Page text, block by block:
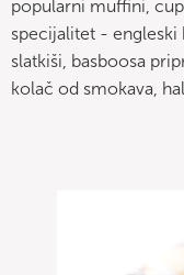
popularni muffini,
specijalitet - engleski
slatkiši, basboosa
kolač od smokava,